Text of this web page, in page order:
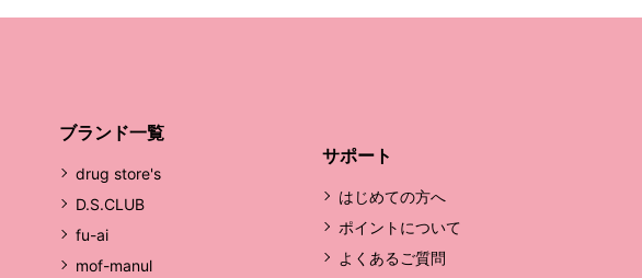
ブランド一覧
drug store's
D.S.CLUB
fu-ai
mof-manul
サポート
はじめての方へ
ポイントについて
よくあるご質問